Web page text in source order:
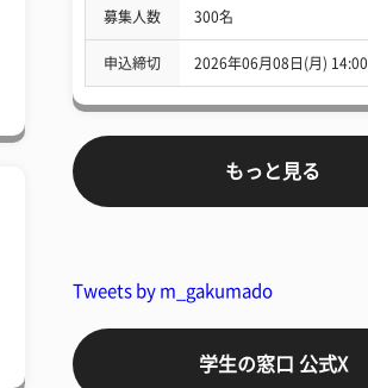
募集人数 300名
申込締切 2026年06月08日(月) 14:00
もっと見る
Tweets by m_gakumado
学生の窓口 公式X